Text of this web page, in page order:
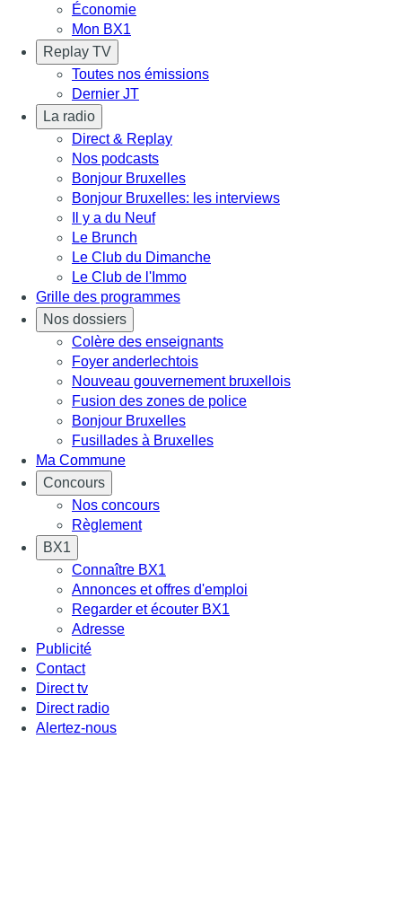
Économie
Mon BX1
Replay TV
Toutes nos émissions
Dernier JT
La radio
Direct & Replay
Nos podcasts
Bonjour Bruxelles
Bonjour Bruxelles: les interviews
Il y a du Neuf
Le Brunch
Le Club du Dimanche
Le Club de l'Immo
Grille des programmes
Nos dossiers
Colère des enseignants
Foyer anderlechtois
Nouveau gouvernement bruxellois
Fusion des zones de police
Bonjour Bruxelles
Fusillades à Bruxelles
Ma Commune
Concours
Nos concours
Règlement
BX1
Connaître BX1
Annonces et offres d'emploi
Regarder et écouter BX1
Adresse
Publicité
Contact
Direct tv
Direct radio
Alertez-nous